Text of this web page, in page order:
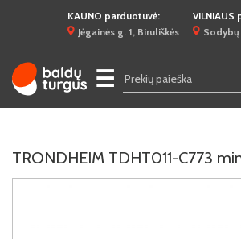
KAUNO parduotuvė:
Jėgainės g. 1, Biruliškės
VILNIAUS
Sodybų
☰
TRONDHEIM TDHT011-C773